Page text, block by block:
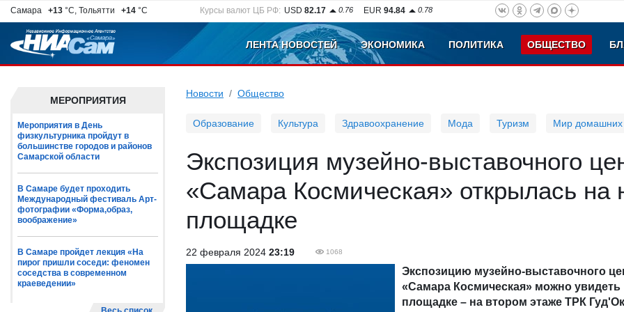
Самара +13 °C, Тольятти +14 °C Курсы валют ЦБ РФ: USD 82.17 0.76 EUR 94.84 0.78
ЛЕНТА НОВОСТЕЙ ЭКОНОМИКА ПОЛИТИКА ОБЩЕСТВО
МЕРОПРИЯТИЯ
Мероприятия в День
физкультурника пройдут в
большинстве городов и районов
Самарской области
В Самаре будет проходить
Международный фестиваль Арт-
фотографии «Форма,образ,
воображение»
В Самаре пройдет лекция «На
пирог пришли соседи: феномен
соседства в современном
краеведении»
Новости Общество
Образование Культура Здравоохранение Мода Туризм Мир домашних
Экспозиция музейно-выставочного
«Самара Космическая» открылась на
площадке
22 февраля 2024 23:19 1068
Экспозицию музейно-выставочного
«Самара Космическая» можно увидеть
площадке – на втором этаже ТРК